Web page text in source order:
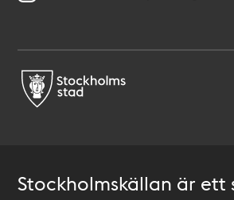
Stockholmskällan är ett